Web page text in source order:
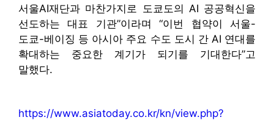
서울AI재단과 마찬가지로 도쿄도의 AI 공공혁신을
선도하는 대표 기관”이라며 “이번 협약이 서울-
도쿄-베이징 등 아시아 주요 수도 도시 간 AI 연대를
확대하는 중요한 계기가 되기를 기대한다”고
말했다.
https://www.asiatoday.co.kr/kn/view.php?